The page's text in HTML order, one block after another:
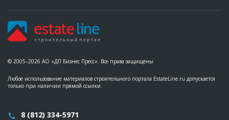
© 2005–2026 АО «ДП Бизнес Пресс». Все права защищены
Любое использование материалов строительного портала EstateLine.ru допускается
только при наличии прямой ссылки.
8 (812) 334-5971